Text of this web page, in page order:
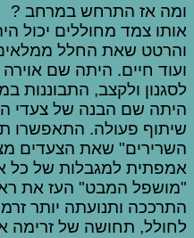
ומה אז התרחש במרחב ?
אותו צמד מחוללים יכול
והרטט שאת החלל
ועוד חיים. היתה שם
לסגנון ולקצב,
היתה שם הבנה של צעדי
שיתוף פעולה. התאפשרו
השרירים" שאת הצעדים
אמפתית למגבלות של כל
"מושפל המבט" העז את
התרככה ותנועתה יותר
לחולל, תחושה של